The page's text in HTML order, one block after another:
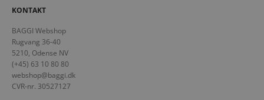
KONTAKT
BAGGI Webshop
Rugvang 36-40
5210, Odense NV
(+45) 63 10 80 80
webshop@baggi.dk
CVR-nr. 30527127